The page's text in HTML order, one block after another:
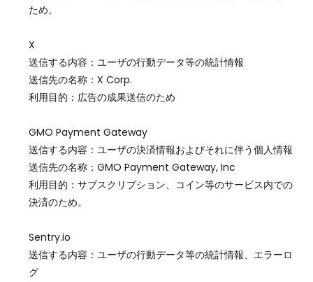
ため。
X
送信する内容：ユーザの行動データ等の統計情報
送信先の名称：X Corp.
利用目的：広告の成果送信のため
GMO Payment Gateway
送信する内容：ユーザの決済情報およびそれに伴う個人情報
送信先の名称：GMO Payment Gateway, Inc
利用目的：サブスクリプション、コイン等のサービス内での
決済のため。
Sentry.io
送信する内容：ユーザの行動データ等の統計情報、エラーロ
グ